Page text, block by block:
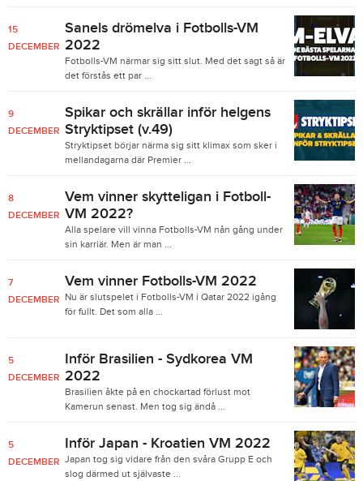
15
DECEMBER
Sanels drömelva i Fotbolls-VM
2022
Fotbolls-VM närmar sig sitt slut. Med det sagt så är
det förstås ett par ...
9
DECEMBER
Spikar och skrällar inför helgens
Stryktipset (v.49)
Stryktipset börjar närma sig sitt klimax som sker i
mellandagarna där Premier ...
8
DECEMBER
Vem vinner skytteligan i Fotboll-
VM 2022?
Alla spelare vill vinna Fotbolls-VM nån gång under
sin karriär. Men är man ...
7
DECEMBER
Vem vinner Fotbolls-VM 2022
Nu är slutspelet i Fotbolls-VM i Qatar 2022 igång
för fullt. Det som alla ...
5
DECEMBER
Inför Brasilien - Sydkorea VM
2022
Brasilien åkte på en chockartad förlust mot
Kamerun senast. Men tog sig ändå ...
5
DECEMBER
Inför Japan - Kroatien VM 2022
Japan tog sig vidare från den svåra Grupp E och
slog därmed ut självaste ...